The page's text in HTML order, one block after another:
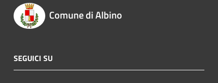
Comune di Albino
SEGUICI SU